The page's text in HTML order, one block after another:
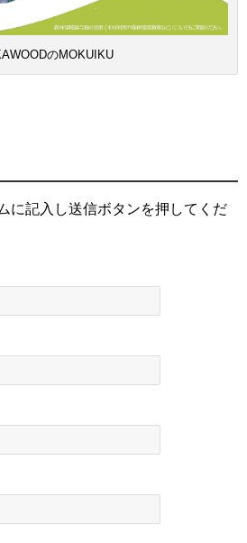
のMOKUIKU
に記入し送信ボタンを押してくだ